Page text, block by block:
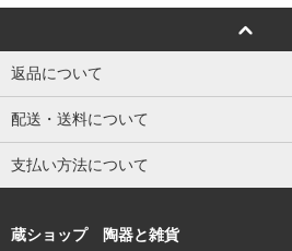
返品について
配送・送料について
支払い方法について
蔵ショップ 陶器と雑貨